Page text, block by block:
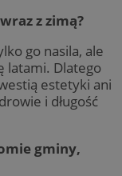
z zimą?
go nasila, ale
latami. Dlatego
estetyki ani
i długość
gminy,